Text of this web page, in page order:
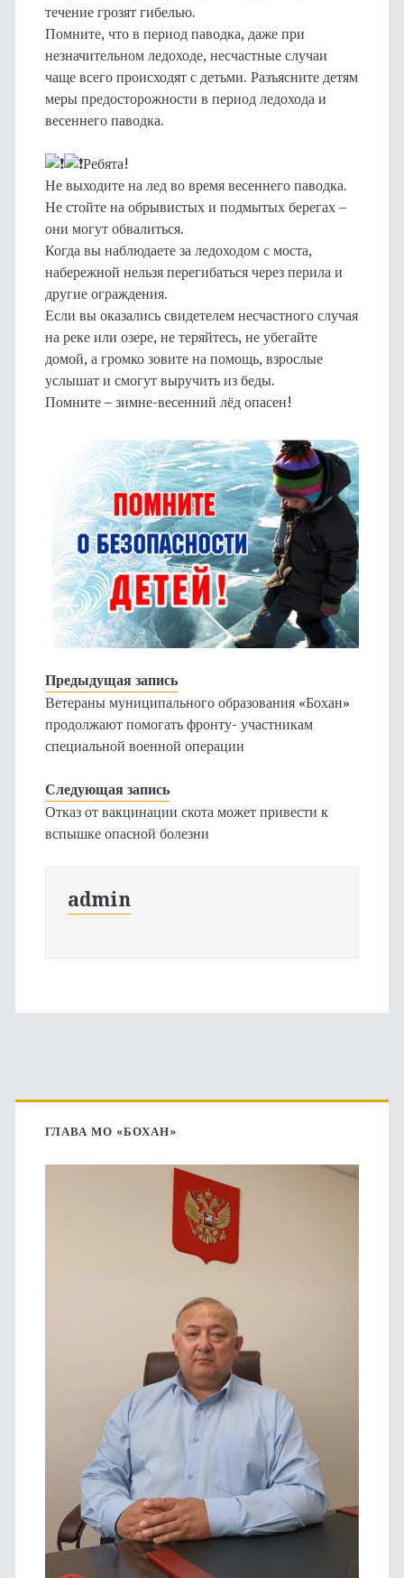
течение грозят гибелью.
Помните, что в период паводка, даже при
незначительном ледоходе, несчастные случаи
чаще всего происходят с детьми. Разъясните детям
меры предосторожности в период ледохода и
весеннего паводка.
Ребята!
Не выходите на лед во время весеннего паводка.
Не стойте на обрывистых и подмытых берегах –
они могут обвалиться.
Когда вы наблюдаете за ледоходом с моста,
набережной нельзя перегибаться через перила и
другие ограждения.
Если вы оказались свидетелем несчастного случая
на реке или озере, не теряйтесь, не убегайте
домой, а громко зовите на помощь, взрослые
услышат и смогут выручить из беды.
Помните – зимне-весенний лёд опасен!
Предыдущая запись
Ветераны муниципального образования «Бохан»
продолжают помогать фронту- участникам
специальной военной операции
Следующая запись
Отказ от вакцинации скота может привести к
вспышке опасной болезни
admin
Основная
боковая
ГЛАВА МО «БОХАН»